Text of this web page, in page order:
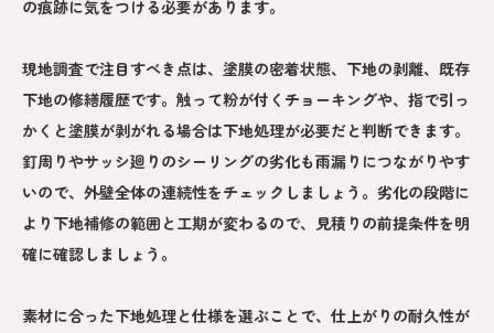
の痕跡に気をつける必要があります。
現地調査で注目すべき点は、塗膜の密着状態、下地の剥離、既存
下地の修繕履歴です。触って粉が付くチョーキングや、指で引っ
かくと塗膜が剥がれる場合は下地処理が必要だと判断できます。
釘周りやサッシ廻りのシーリングの劣化も雨漏りにつながりやす
いので、外壁全体の連続性をチェックしましょう。劣化の段階に
より下地補修の範囲と工期が変わるので、見積りの前提条件を明
確に確認しましょう。
素材に合った下地処理と仕様を選ぶことで、仕上がりの耐久性が